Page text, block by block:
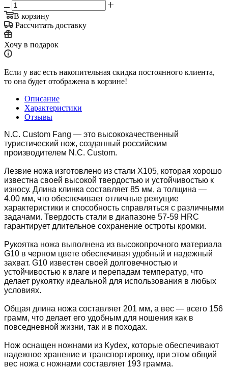
В корзину
Рассчитать доставку
Хочу в подарок
Если у вас есть накопительная скидка постоянного клиента,
то она будет отображена в корзине!
Описание
Характеристики
Отзывы
N.C. Custom Fang — это высококачественный
туристический нож, созданный российским
производителем N.C. Custom.
Лезвие ножа изготовлено из стали X105, которая хорошо
известна своей высокой твердостью и устойчивостью к
износу. Длина клинка составляет 85 мм, а толщина —
4.00 мм, что обеспечивает отличные режущие
характеристики и способность справляться с различными
задачами. Твердость стали в диапазоне 57-59 HRC
гарантирует длительное сохранение остроты кромки.
Рукоятка ножа выполнена из высокопрочного материала
G10 в черном цвете обеспечивая удобный и надежный
захват. G10 известен своей долговечностью и
устойчивостью к влаге и перепадам температур, что
делает рукоятку идеальной для использования в любых
условиях.
Общая длина ножа составляет 201 мм, а вес — всего 156
грамм, что делает его удобным для ношения как в
повседневной жизни, так и в походах.
Нож оснащен ножнами из Kydex, которые обеспечивают
надежное хранение и транспортировку, при этом общий
вес ножа с ножнами составляет 193 грамма.